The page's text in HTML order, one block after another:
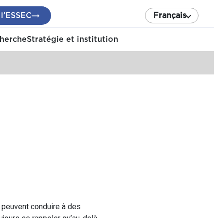
Français
Stratégie et institution
conduire à des